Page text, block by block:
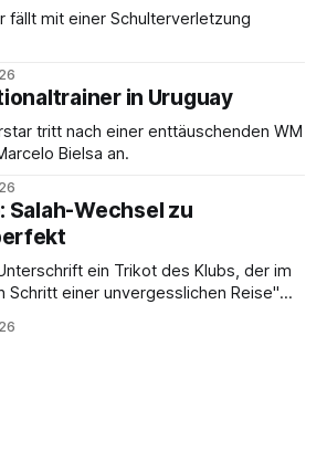
fällt mit einer Schulterverletzung
in Uruguay
tritt nach einer enttäuschenden WM
Bielsa an.
Salah-Wechsel zu
ein Trikot des Klubs, der im
Schritt einer unvergesslichen Reise"